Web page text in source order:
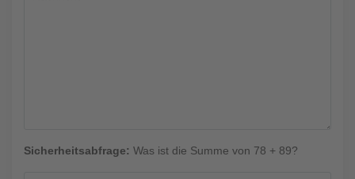
Sicherheitsabfrage: Was ist die Summe von 78 + 89?